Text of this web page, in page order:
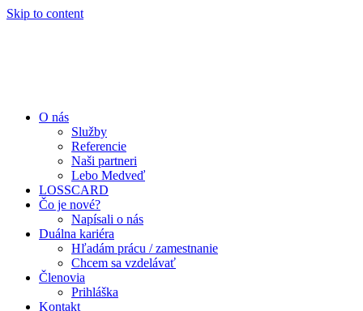
Skip to content
O nás
Služby
Referencie
Naši partneri
Lebo Medveď
LOSSCARD
Čo je nové?
Napísali o nás
Duálna kariéra
Hľadám prácu / zamestnanie
Chcem sa vzdelávať
Členovia
Prihláška
Kontakt